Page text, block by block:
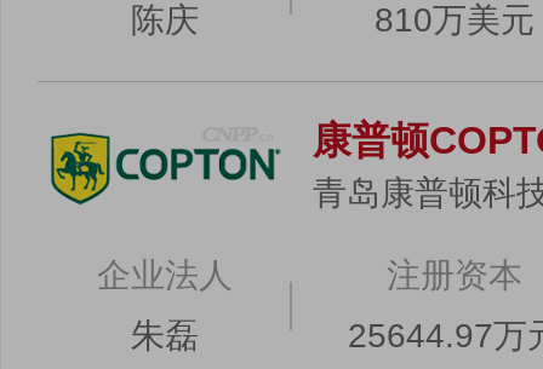
陈庆
810万美元
康普顿
青岛康普顿科
企业法人
朱磊
注册资本
25644.97万